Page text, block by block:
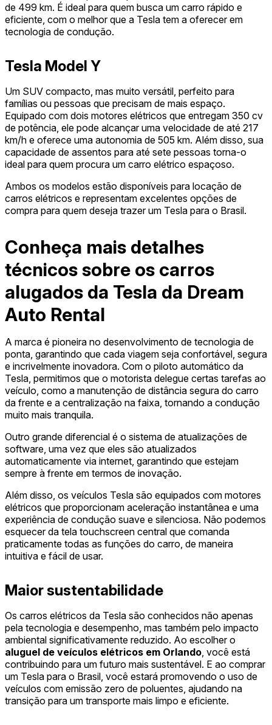
de 499 km. É ideal para quem busca um carro rápido e
eficiente, com o melhor que a Tesla tem a oferecer em
tecnologia de condução.
Tesla Model Y
Um SUV compacto, mas muito versátil, perfeito para
famílias ou pessoas que precisam de mais espaço.
Equipado com dois motores elétricos que entregam 350 cv
de potência, ele pode alcançar uma velocidade de até 217
km/h e oferece uma autonomia de 505 km. Além disso, sua
capacidade de assentos para até sete pessoas torna-o
ideal para quem procura um carro elétrico espaçoso.
Ambos os modelos estão disponíveis para locação de
carros elétricos e representam excelentes opções de
compra para quem deseja trazer um Tesla para o Brasil.
Conheça mais detalhes
técnicos sobre os carros
alugados da Tesla da Dream
Auto Rental
A marca é pioneira no desenvolvimento de tecnologia de
ponta, garantindo que cada viagem seja confortável, segura
e incrivelmente inovadora. Com o piloto automático da
Tesla, permitimos que o motorista delegue certas tarefas ao
veículo, como a manutenção de distância segura do carro
da frente e a centralização na faixa, tornando a condução
muito mais tranquila.
Outro grande diferencial é o sistema de atualizações de
software, uma vez que eles são atualizados
automaticamente via internet, garantindo que estejam
sempre à frente em termos de inovação.
Além disso, os veículos Tesla são equipados com motores
elétricos que proporcionam aceleração instantânea e uma
experiência de condução suave e silenciosa. Não podemos
esquecer da tela touchscreen central que comanda
praticamente todas as funções do carro, de maneira
intuitiva e fácil de usar.
Maior sustentabilidade
Os carros elétricos da Tesla são conhecidos não apenas
pela tecnologia e desempenho, mas também pelo impacto
ambiental significativamente reduzido. Ao escolher o
aluguel de veículos elétricos em Orlando , você está
contribuindo para um futuro mais sustentável. E ao comprar
um Tesla para o Brasil, você estará promovendo o uso de
veículos com emissão zero de poluentes, ajudando na
transição para um transporte mais limpo e eficiente.